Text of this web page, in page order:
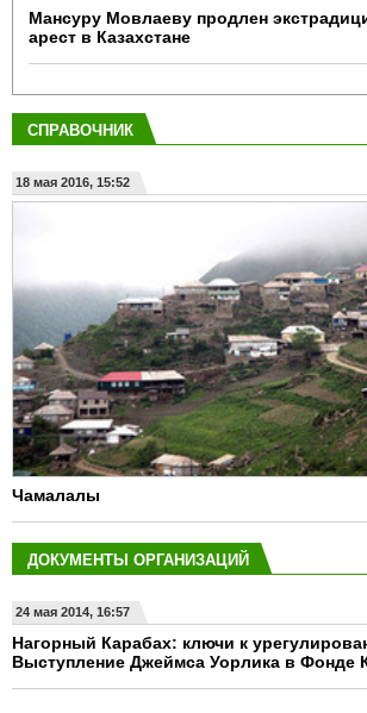
Мансуру Мовлаеву продлен
арест в Казахстане
СПРАВОЧНИК
18 мая 2016, 15:52
Чамалалы
ДОКУМЕНТЫ ОРГАНИЗАЦИЙ
24 мая 2014, 16:57
Нагорный Карабах: ключи к
Выступление Джеймса Уорлика в Фонде